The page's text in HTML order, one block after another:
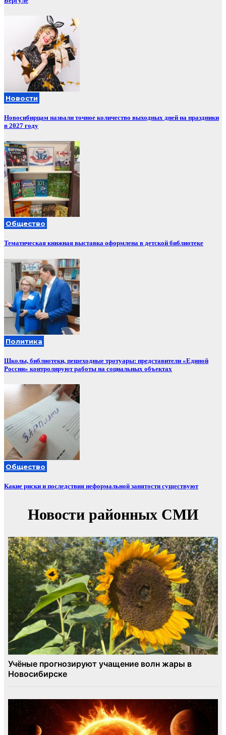
Новости
Новосибирцам назвали точное количество выходных дней на праздники
в 2027 году
Общество
Тематическая книжная выставка оформлена в детской библиотеке
Политика
Школы, библиотеки, пешеходные тротуары: представители «Единой
России» контролируют работы на социальных объектах
Общество
Какие риски и последствия неформальной занятости существуют